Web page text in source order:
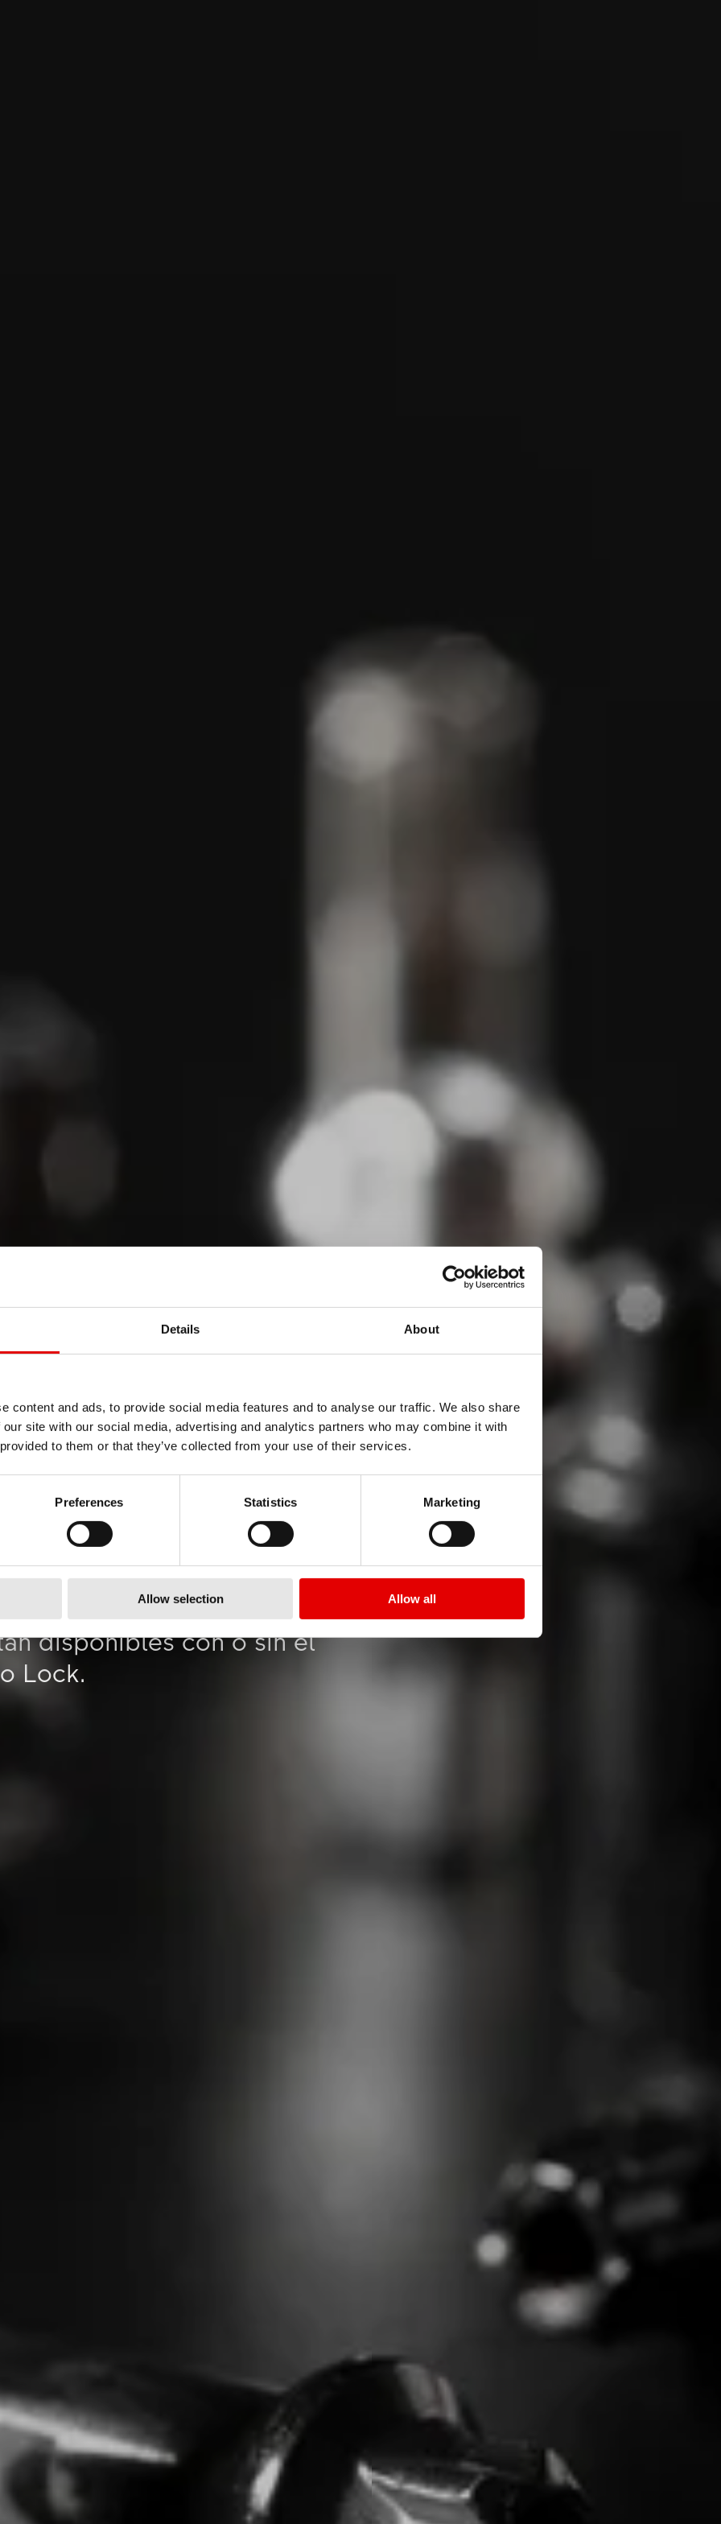
Details About
content and ads, to provide social media features and to analyse our traffic. We also share
site with our social media, advertising and analytics partners who may combine it with
to them or that they’ve collected from your use of their services.
Preferences Statistics Marketing
Allow selection Allow all
y la cabecilla es
la durabilidad de una
para que DT Swiss siga
la gama de
con los distintos
disciplinas del ciclismo.
disponibles con o sin el
Lock.